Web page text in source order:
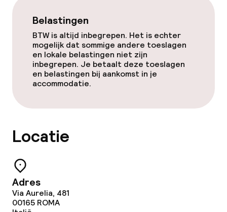
Lunch à la carte
Diner à la carte
Roomservice
Dieetopties
Faciliteiten en diensten voor kinderen
Belastingen
BTW is altijd inbegrepen. Het is echter
mogelijk dat sommige andere toeslagen
en lokale belastingen niet zijn
inbegrepen. Je betaalt deze toeslagen
en belastingen bij aankomst in je
accommodatie.
Locatie
Adres
Via Aurelia, 481
00165 ROMA